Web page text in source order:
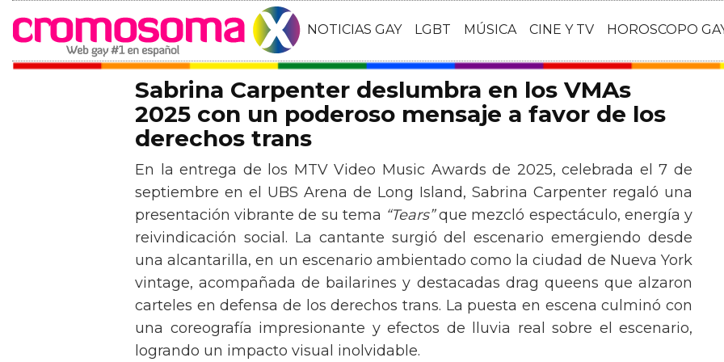
NOTICIAS GAY LGBT MÚSICA CINE Y TV HOROSCOPO
Sabrina Carpenter deslumbra en los VMAs
2025 con un poderoso mensaje a favor de los
derechos trans
En la entrega de los MTV Video Music Awards de 2025, celebrada el 7 de
septiembre en el UBS Arena de Long Island, Sabrina Carpenter regaló una
presentación vibrante de su tema “Tears”que mezcló espectáculo, energía y
reivindicación social. La cantante surgió del escenario emergiendo desde
una alcantarilla, en un escenario ambientado como la ciudad de Nueva York
vintage, acompañada de bailarines y destacadas drag queens que alzaron
carteles en defensa de los derechos trans. La puesta en escena culminó con
una coreografía impresionante y efectos de lluvia real sobre el escenario,
logrando un impacto visual inolvidable.